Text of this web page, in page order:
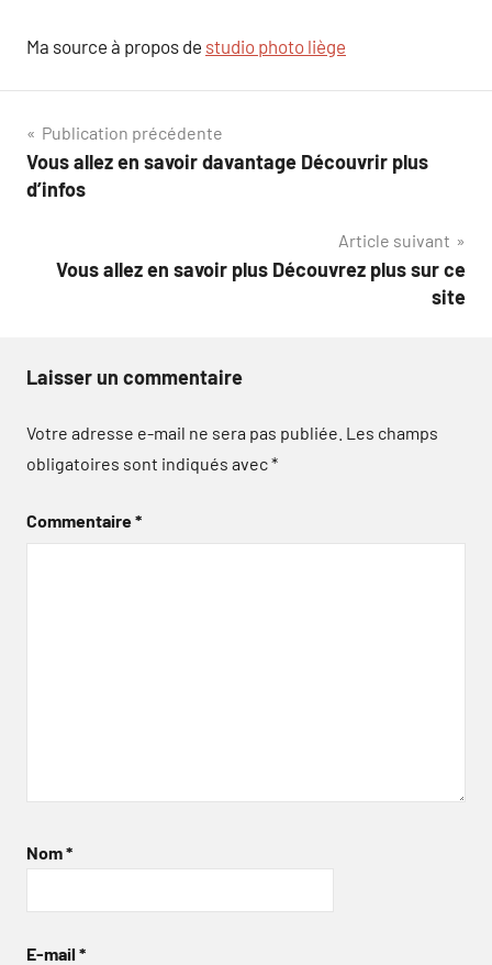
Ma source à propos de studio photo liège
Navigation
de
Publication précédente
Vous allez en savoir davantage Découvrir plus
d’infos
Article suivant
Vous allez en savoir plus Découvrez plus sur ce
site
Laisser un commentaire
Votre adresse e-mail ne sera pas publiée. Les champs
obligatoires sont indiqués avec*
Commentaire*
Nom*
E-mail *